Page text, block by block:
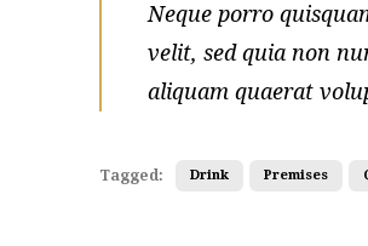
Neque porro
velit, sed quia non
aliquam quaerat
Tagged: Drink Premises